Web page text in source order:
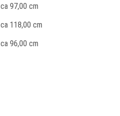
ca 97,00 cm
ca 118,00 cm
ca 96,00 cm